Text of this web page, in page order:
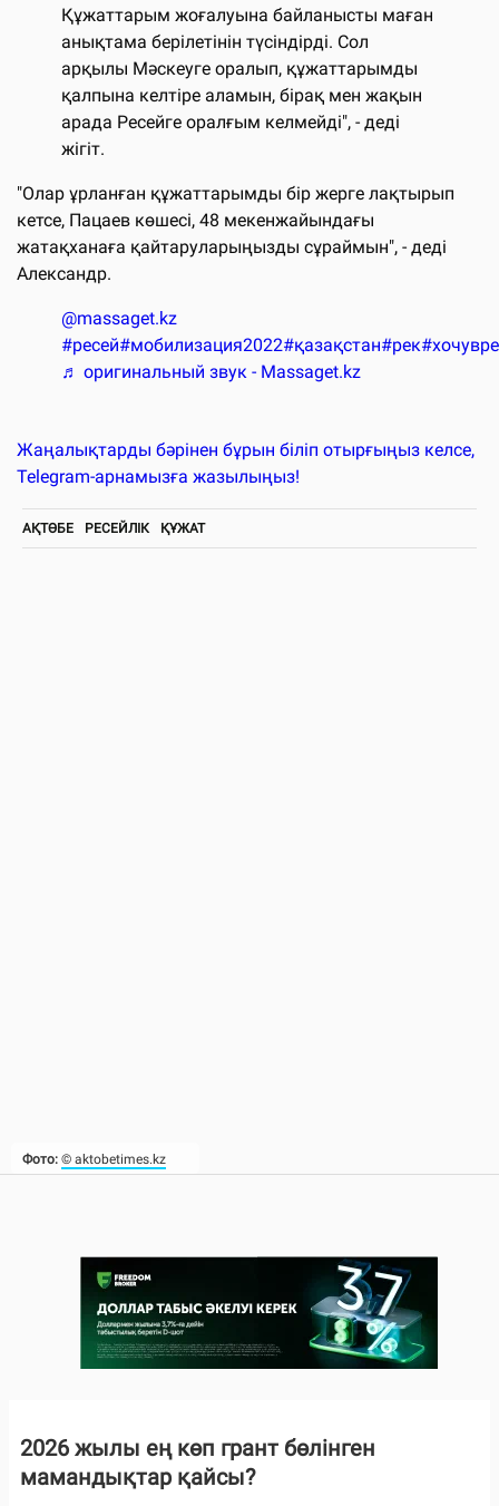
Фото: © aktobetimes.kz
Құжаттарым жоғалуына байланысты маған
анықтама берілетінін түсіндірді. Сол
арқылы Мәскеуге оралып, құжаттарымды
қалпына келтіре аламын, бірақ мен жақын
арада Ресейге оралғым келмейді", - деді
жігіт.
"Олар ұрланған құжаттарымды бір жерге лақтырып
кетсе, Пацаев көшесі, 48 мекенжайындағы
жатақханаға қайтаруларыңызды сұраймын", - деді
Александр.
@massaget.kz
#ресей#мобилизация2022#қазақстан#рек
♬ оригинальный звук - Massaget.kz
Жаңалықтарды бәрінен бұрын біліп отырғыңыз келсе,
Telegram-арнамызға жазылыңыз!
АҚТӨБЕ РЕСЕЙЛІК ҚҰЖАТ